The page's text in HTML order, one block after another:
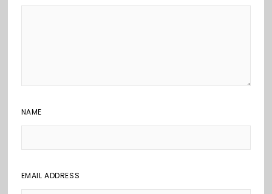
NAME
EMAIL ADDRESS